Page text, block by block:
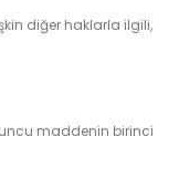
diğer haklarla ilgili,
uncu maddenin birinci